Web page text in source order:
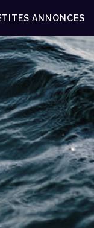
ANNONCES